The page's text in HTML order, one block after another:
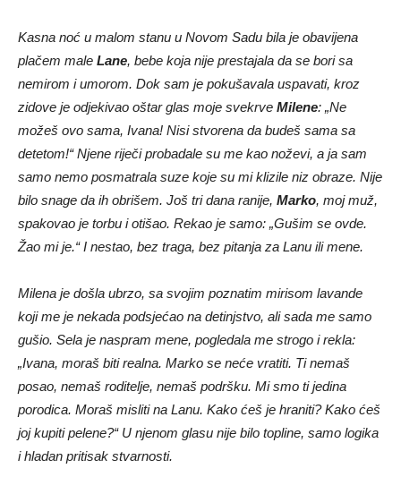
Kasna noć u malom stanu u Novom Sadu bila je obavijena
plačem male Lane, bebe koja nije prestajala da se bori sa
nemirom i umorom. Dok sam je pokušavala uspavati, kroz
zidove je odjekivao oštar glas moje svekrve Milene: „Ne
možeš ovo sama, Ivana! Nisi stvorena da budeš sama sa
detetom!“ Njene riječi probadale su me kao noževi, a ja sam
samo nemo posmatrala suze koje su mi klizile niz obraze. Nije
bilo snage da ih obrišem. Još tri dana ranije, Marko, moj muž,
spakovao je torbu i otišao. Rekao je samo: „Gušim se ovde.
Žao mi je.“ I nestao, bez traga, bez pitanja za Lanu ili mene.
Milena je došla ubrzo, sa svojim poznatim mirisom lavande
koji me je nekada podsjećao na detinjstvo, ali sada me samo
gušio. Sela je naspram mene, pogledala me strogo i rekla:
„Ivana, moraš biti realna. Marko se neće vratiti. Ti nemaš
posao, nemaš roditelje, nemaš podršku. Mi smo ti jedina
porodica. Moraš misliti na Lanu. Kako ćeš je hraniti? Kako ćeš
joj kupiti pelene?“ U njenom glasu nije bilo topline, samo logika
i hladan pritisak stvarnosti.